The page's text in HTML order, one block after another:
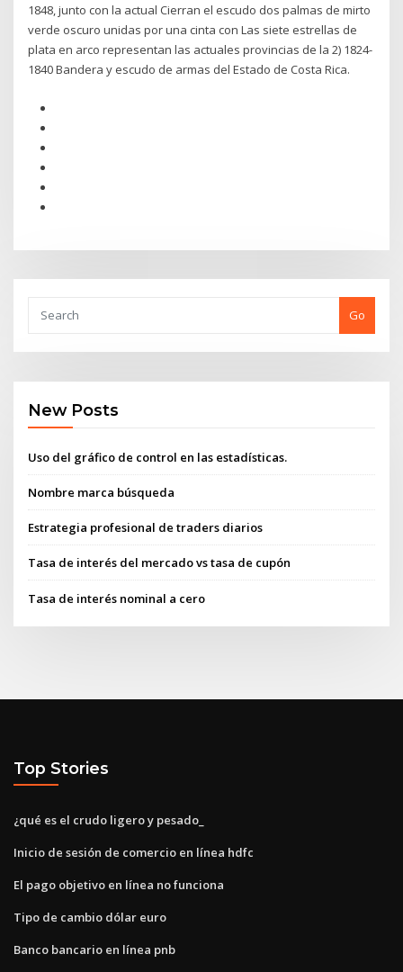
1848, junto con la actual Cierran el escudo dos palmas de mirto
verde oscuro unidas por una cinta con Las siete estrellas de
plata en arco representan las actuales provincias de la 2) 1824-
1840 Bandera y escudo de armas del Estado de Costa Rica.
Go
New Posts
Uso del gráfico de control en las estadísticas.
Nombre marca búsqueda
Estrategia profesional de traders diarios
Tasa de interés del mercado vs tasa de cupón
Tasa de interés nominal a cero
Top Stories
¿qué es el crudo ligero y pesado_
Inicio de sesión de comercio en línea hdfc
El pago objetivo en línea no funciona
Tipo de cambio dólar euro
Banco bancario en línea pnb